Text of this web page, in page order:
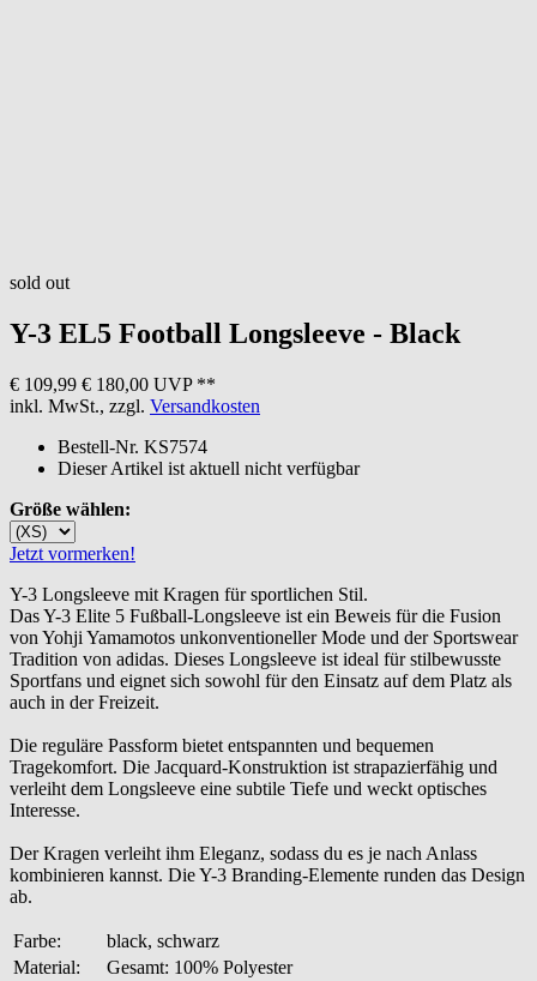
sold out
Y-3 EL5 Football Longsleeve - Black
€ 109,99 € 180,00 UVP **
inkl. MwSt., zzgl. Versandkosten
Bestell-Nr. KS7574
Dieser Artikel ist aktuell nicht verfügbar
Größe wählen:
Jetzt vormerken!
Y-3 Longsleeve mit Kragen für sportlichen Stil.
Das Y-3 Elite 5 Fußball-Longsleeve ist ein Beweis für die Fusion
von Yohji Yamamotos unkonventioneller Mode und der Sportswear
Tradition von adidas. Dieses Longsleeve ist ideal für stilbewusste
Sportfans und eignet sich sowohl für den Einsatz auf dem Platz als
auch in der Freizeit.
Die reguläre Passform bietet entspannten und bequemen
Tragekomfort. Die Jacquard-Konstruktion ist strapazierfähig und
verleiht dem Longsleeve eine subtile Tiefe und weckt optisches
Interesse.
Der Kragen verleiht ihm Eleganz, sodass du es je nach Anlass
kombinieren kannst. Die Y-3 Branding-Elemente runden das Design
ab.
Farbe:
black, schwarz
Material:
Gesamt: 100% Polyester